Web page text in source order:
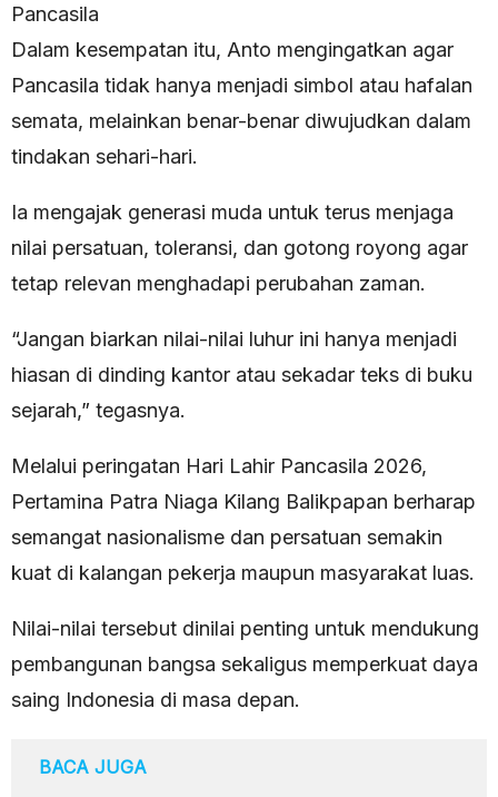
Pancasila
Dalam kesempatan itu, Anto mengingatkan agar
Pancasila tidak hanya menjadi simbol atau hafalan
semata, melainkan benar-benar diwujudkan dalam
tindakan sehari-hari.
Ia mengajak generasi muda untuk terus menjaga
nilai persatuan, toleransi, dan gotong royong agar
tetap relevan menghadapi perubahan zaman.
“Jangan biarkan nilai-nilai luhur ini hanya menjadi
hiasan di dinding kantor atau sekadar teks di buku
sejarah,” tegasnya.
Melalui peringatan Hari Lahir Pancasila 2026,
Pertamina Patra Niaga Kilang Balikpapan berharap
semangat nasionalisme dan persatuan semakin
kuat di kalangan pekerja maupun masyarakat luas.
Nilai-nilai tersebut dinilai penting untuk mendukung
pembangunan bangsa sekaligus memperkuat daya
saing Indonesia di masa depan.
BACA JUGA